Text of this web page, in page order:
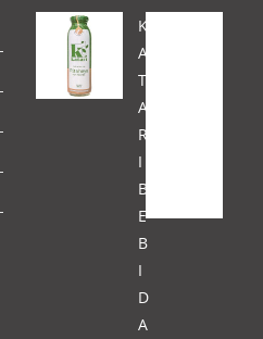
K
A
T
A
R
I
B
E
B
I
D
A